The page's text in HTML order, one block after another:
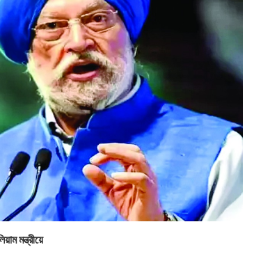
মন্ত্রীয়ে